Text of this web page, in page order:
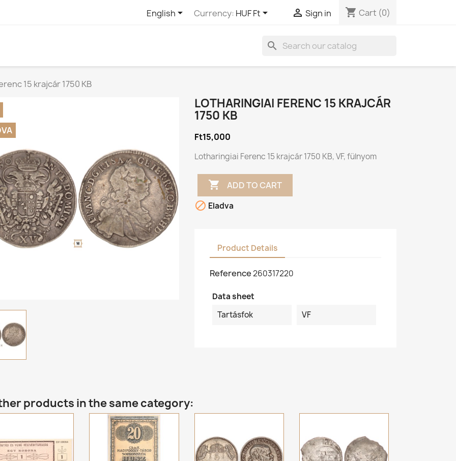
English Currency: HUF Ft  Sign in shopping_cart Cart (0)
search
15 krajcár 1750 KB
LOTHARINGIAI FERENC 15 KRAJCÁR
1750 KB
Ft15,000
Lotharingiai Ferenc 15 krajcár 1750 KB, VF, fülnyom
 ADD TO CART
 Eladva
Product Details
Reference260317220
Data sheet
Tartásfok
VF
products in the same category: